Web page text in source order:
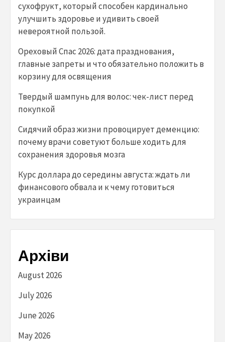
сухофрукт, который способен кардинально
улучшить здоровье и удивить своей
невероятной пользой.
Ореховый Спас 2026: дата празднования,
главные запреты и что обязательно положить в
корзину для освящения
Твердый шампунь для волос: чек-лист перед
покупкой
Сидячий образ жизни провоцирует деменцию:
почему врачи советуют больше ходить для
сохранения здоровья мозга
Курс доллара до середины августа: ждать ли
финансового обвала и к чему готовиться
украинцам
Архіви
August 2026
July 2026
June 2026
May 2026